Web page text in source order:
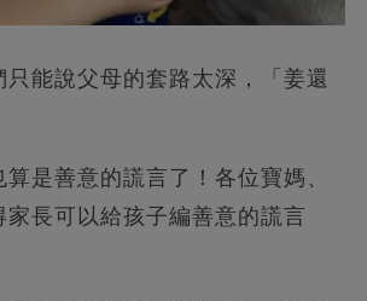
能說父母的套路太深，「姜還
是善意的謊言了！各位寶媽、
家長可以給孩子編善意的謊言